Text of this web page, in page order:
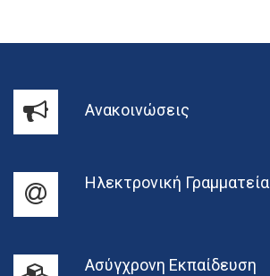
Ανακοινώσεις
Ηλεκτρονική Γραμματεία
Ασύγχρονη Εκπαίδευση